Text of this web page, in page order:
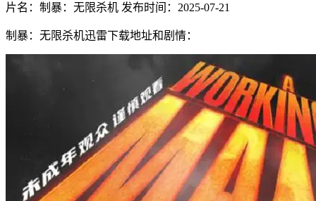
片名：制暴：无限杀机 发布时间：2025-07-21
制暴：无限杀机迅雷下载地址和剧情：